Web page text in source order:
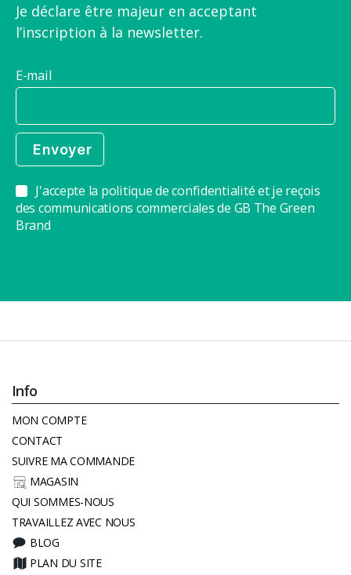
Je déclare être majeur en acceptant
l’inscription à la newsletter.
E-mail
J'accepte la politique de confidentialité et je reçois
des communications commerciales de GB The Green
Brand
Info
MON COMPTE
CONTACT
SUIVRE MA COMMANDE
MAGASIN
QUI SOMMES-NOUS
TRAVAILLEZ AVEC NOUS
BLOG
PLAN DU SITE